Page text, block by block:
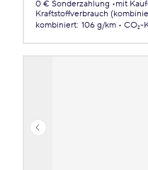
0 € Sonderzahlung
mit
Kraftstoffverbrauch
kombiniert: 106 g/km CO₂-